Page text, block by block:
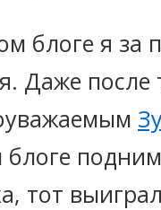
блоге я за
Даже после
блоге
тот